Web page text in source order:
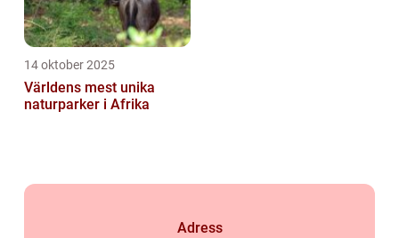
14 oktober 2025
Världens mest unika
naturparker i Afrika
Adress